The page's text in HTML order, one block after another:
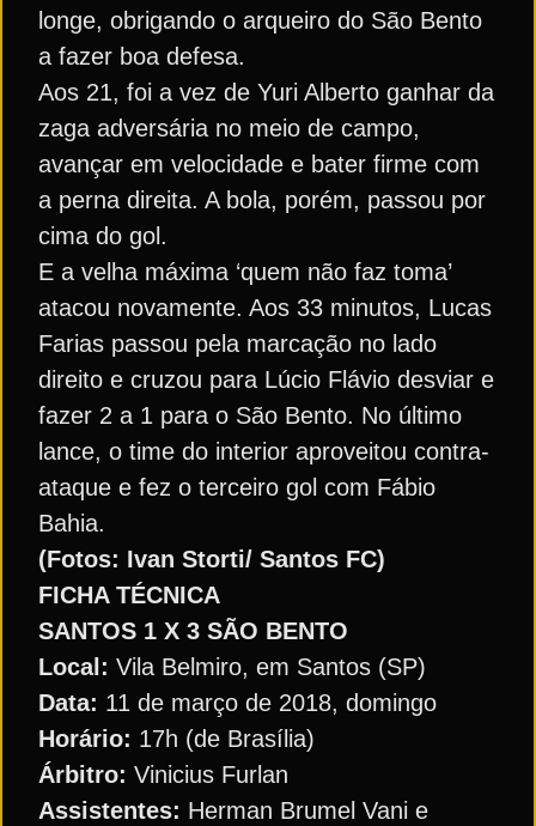
longe, obrigando o arqueiro do São Bento
a fazer boa defesa.
Aos 21, foi a vez de Yuri Alberto ganhar da
zaga adversária no meio de campo,
avançar em velocidade e bater firme com
a perna direita. A bola, porém, passou por
cima do gol.
E a velha máxima ‘quem não faz toma’
atacou novamente. Aos 33 minutos, Lucas
Farias passou pela marcação no lado
direito e cruzou para Lúcio Flávio desviar e
fazer 2 a 1 para o São Bento. No último
lance, o time do interior aproveitou contra-
ataque e fez o terceiro gol com Fábio
Bahia.
(Fotos: Ivan Storti/ Santos FC)
FICHA TÉCNICA
SANTOS 1 X 3 SÃO BENTO
Local: Vila Belmiro, em Santos (SP)
Data: 11 de março de 2018, domingo
Horário: 17h (de Brasília)
Árbitro: Vinicius Furlan
Assistentes: Herman Brumel Vani e